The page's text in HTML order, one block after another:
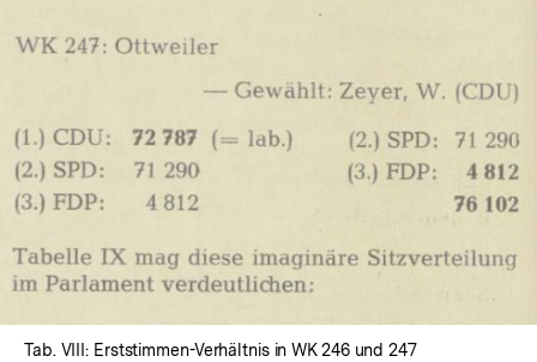
Tab. VIII: Erststimmen-Verhältnis in WK 246 und 247